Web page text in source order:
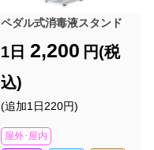
ペダル式消毒液スタンド
1日 2,200 円(税
込)
(追加1日220円)
屋外･屋内